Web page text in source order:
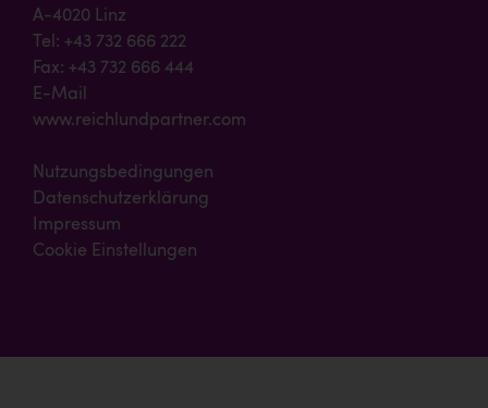
A-4020 Linz
Tel: +43 732 666 222
Fax: +43 732 666 444
E-Mail
www.reichlundpartner.com
Nutzungsbedingungen
Datenschutzerklärung
Impressum
Cookie Einstellungen